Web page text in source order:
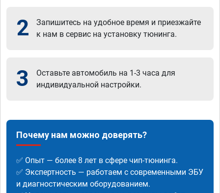
2
Запишитесь на удобное время и приезжайте
к нам в сервис на установку тюнинга.
3
Оставьте автомобиль на 1-3 часа для
индивидуальной настройки.
Почему нам можно доверять?
✅ Опыт — более 8 лет в сфере чип-тюнинга.
✅ Экспертность — работаем с современными ЭБУ
и диагностическим оборудованием.